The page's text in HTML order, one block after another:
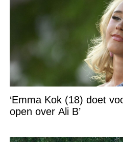
‘Emma Kok (18) doet
open over Ali B’